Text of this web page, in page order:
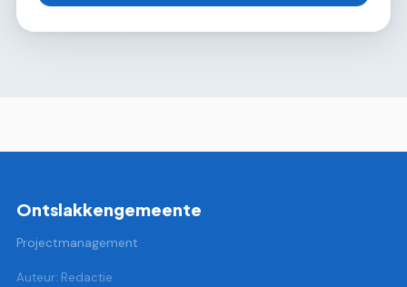
Ontslakkengemeente
Projectmanagement
Auteur: Redactie